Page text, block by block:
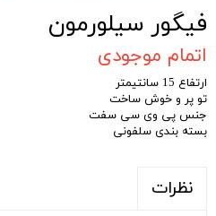
فیگور سیلورمون
اتمام موجودی
ارتفاع 15 سانتیمتر
تو پر و خوش ساخت
جنس پی وی سی سفت
بسته بندی سلفونی
نظرات